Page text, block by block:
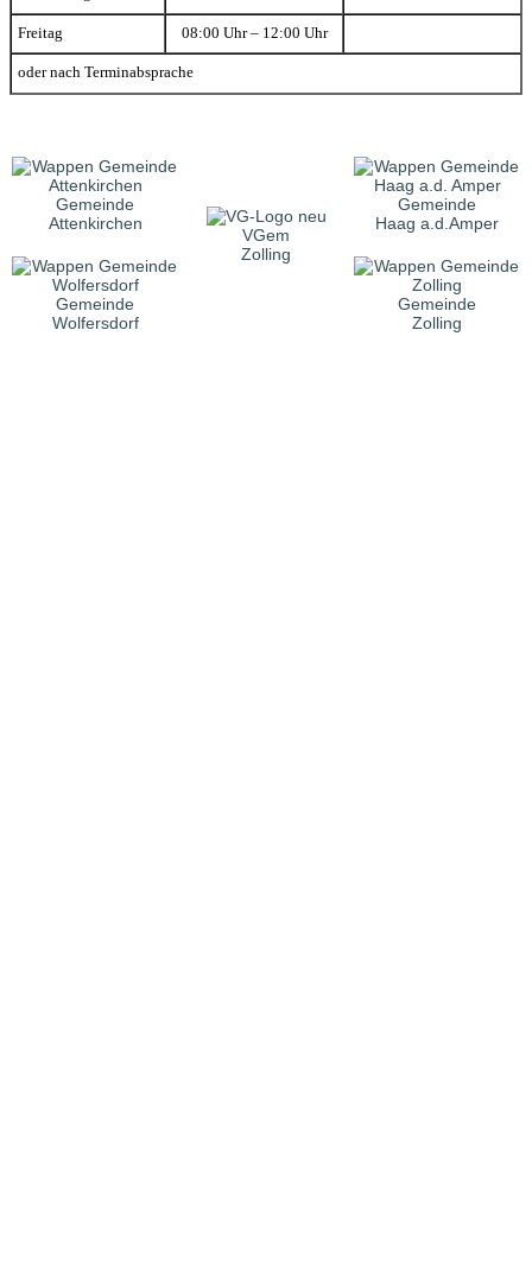
Freitag 08:00 Uhr – 12:00 Uhr
oder nach Terminabsprache
Gemeinde
Attenkirchen
VGem
Zolling
Gemeinde
Haag a.d.Amper
Gemeinde
Wolfersdorf
Gemeinde
Zolling